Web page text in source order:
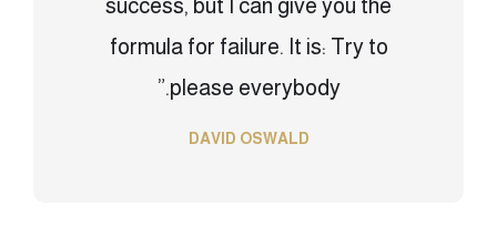
success, but I can give you the
formula for failure. It is: Try to
please everybody.”
DAVID OSWALD